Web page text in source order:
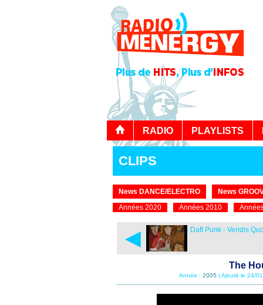
RADIO PLAYLISTS
CLIPS
News DANCE/ELECTRO
News
Années 2020
Années 2010
◄ Daft Punk - Veridis
The
Année : 2005 | Ajouté le 24/